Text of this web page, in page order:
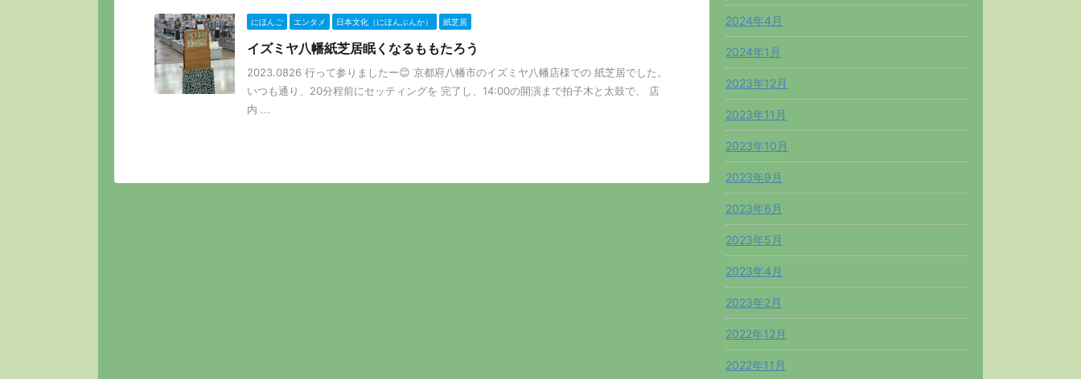
にほんご エンタメ 日本文化（にほんぶんか） 紙芝居
イズミヤ八幡紙芝居眠くなるももたろう
2023.0826 行って参りましたー😊 京都府八幡市のイズミヤ八幡店様での 紙芝居でした。
いつも通り、20分程前にセッティングを 完了し、14:00の開演まで拍子木と太鼓で、 店
内 ...
2024年4月
2024年1月
2023年12月
2023年11月
2023年10月
2023年9月
2023年6月
2023年5月
2023年4月
2023年2月
2022年12月
2022年11月